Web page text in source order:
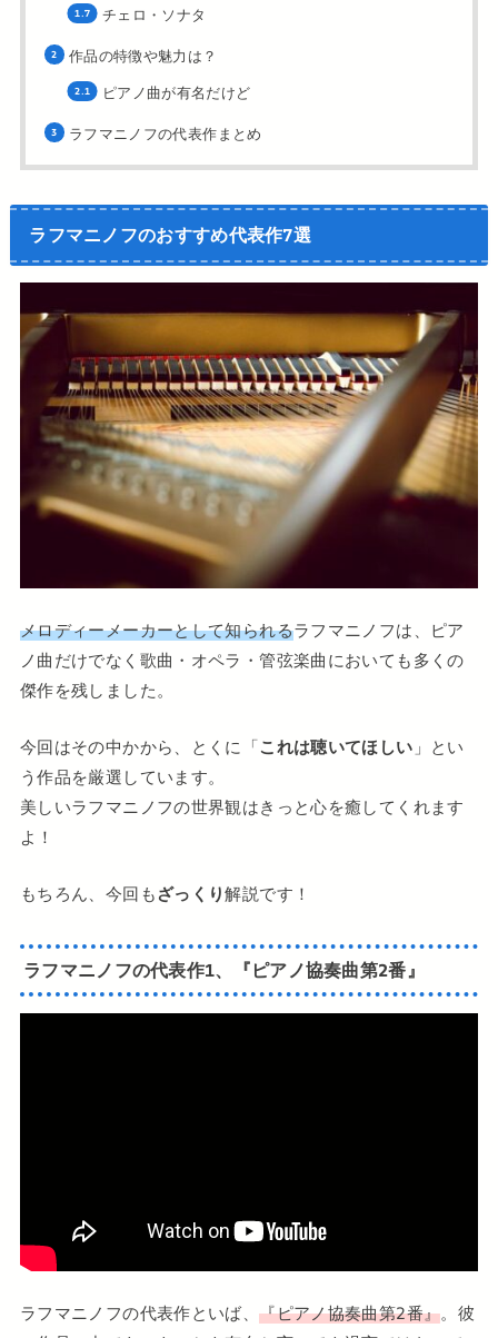
チェロ・ソナタ
作品の特徴や魅力は？
ピアノ曲が有名だけど
ラフマニノフの代表作まとめ
ラフマニノフのおすすめ代表作7選
メロディーメーカーとして知られるラフマニノフは、ピア
ノ曲だけでなく歌曲・オペラ・管弦楽曲においても多くの
傑作を残しました。
今回はその中かから、とくに「これは聴いてほしい」とい
う作品を厳選しています。
美しいラフマニノフの世界観はきっと心を癒してくれます
よ！
もちろん、今回もざっくり解説です！
ラフマニノフの代表作1、『ピアノ協奏曲第2番』
ラフマニノフの代表作といば、『ピアノ協奏曲第2番』。彼